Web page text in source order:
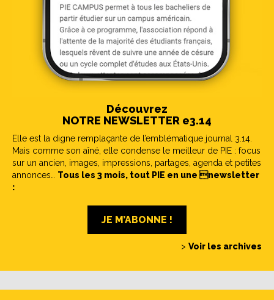
Découvrez
NOTRE NEWSLETTER e3.14
Elle est la digne remplaçante de l’emblématique journal 3.14.
Mais comme son aîné, elle condense le meilleur de PIE : focus
sur un ancien, images, impressions, partages, agenda et petites
annonces… Tous les 3 mois, tout PIE en une newsletter
:
JE M’ABONNE !
> Voir les archives